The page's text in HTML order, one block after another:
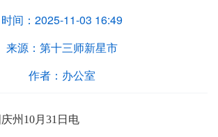
时间： 2025-11-03 16:49
来源： 第十三师新星市
作者： 办公室
州10月31日电